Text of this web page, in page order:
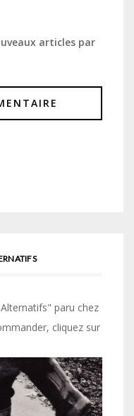
articles par
paru chez
cliquez sur